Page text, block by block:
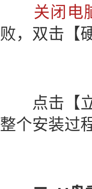
关闭电
败，双击【
点击【立
整个安装过